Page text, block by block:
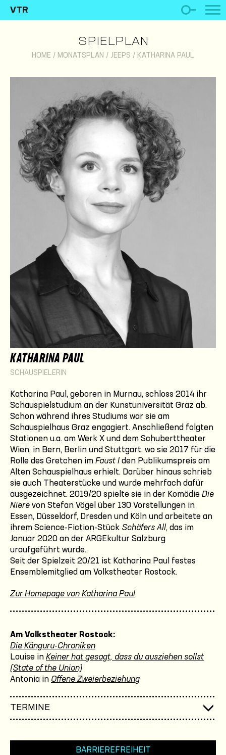
VTR
SPIELPLAN
HOME / MONATSPLAN / JEEPS / KATHARINA PAUL
KATHARINA PAUL
SCHAUSPIELERIN
Katharina Paul, geboren in Murnau, schloss 2014 ihr
Schauspielstudium an der Kunstuniversität Graz ab.
Schon während ihres Studiums war sie am
Schauspielhaus Graz engagiert. Anschließend folgten
Stationen u.a. am Werk X und dem Schuberttheater
Wien, in Bern, Berlin und Stuttgart, wo sie 2017 für die
Rolle des Gretchen im Faust I den Publikumspreis am
Alten Schauspielhaus erhielt. Darüber hinaus schrieb
sie auch Theaterstücke und wurde mehrfach dafür
ausgezeichnet. 2019/20 spielte sie in der Komödie Die
Niere von Stefan Vögel über 130 Vorstellungen in
Essen, Düsseldorf, Dresden und Köln und arbeitete an
ihrem Science-Fiction-Stück Schäfers All, das im
Januar 2020 an der ARGEkultur Salzburg
uraufgeführt wurde.
Seit der Spielzeit 20/21 ist Katharina Paul festes
Ensemblemitglied am Volkstheater Rostock.
Zur Homepage von Katharina Paul
Am Volkstheater Rostock:
Die Känguru-Chroniken
Louise in Keiner hat gesagt, dass du ausziehen sollst
(State of the Union)
Antonia in Offene Zweierbeziehung
TERMINE
BARRIEREFREIHEIT